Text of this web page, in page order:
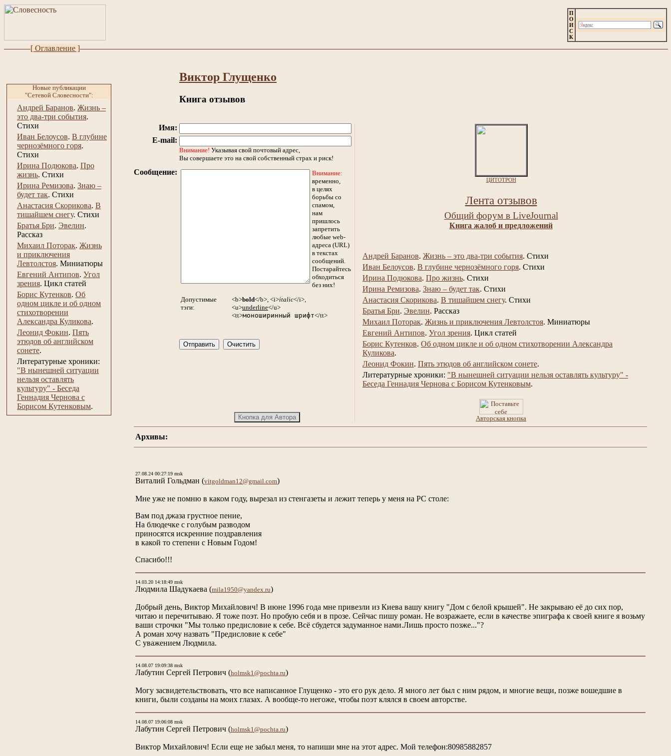
[ Оглавление ]
Новые публикации
"Сетевой Словесности":
Андрей Баранов. Жизнь –
это два-три события.
Стихи
Иван Белоусов. В глубине
чернозёмного горя.
Стихи
Ирина Подюкова. Про
жизнь. Стихи
Ирина Ремизова. Знаю –
будет так. Стихи
Анастасия Скорикова. В
тишайшем снегу. Стихи
Братья Бри. Эвелин.
Рассказ
Михаил Поторак. Жизнь
и приключения
Левтолстоя. Миниатюры
Евгений Антипов. Угол
зрения. Цикл статей
Борис Кутенков. Об
одном цикле и об одном
стихотворении
Александра Куликова.
Леонид Фокин. Пять
этюдов об английском
сонете.
Литературные хроники:
"В нынешней ситуации
нельзя оставлять
культуру" - Беседа
Геннадия Чернова с
Борисом Кутенковым.
П
О
И
С
К
Виктор Глущенко
Книга отзывов
ЦИТОТРОН
Лента отзывов
Общий форум в LiveJournal
Книга жалоб и предложений
Андрей Баранов. Жизнь – это два-три события. Стихи
Иван Белоусов. В глубине чернозёмного горя. Стихи
Ирина Подюкова. Про жизнь. Стихи
Ирина Ремизова. Знаю – будет так. Стихи
Анастасия Скорикова. В тишайшем снегу. Стихи
Братья Бри. Эвелин. Рассказ
Михаил Поторак. Жизнь и приключения Левтолстоя. Миниатюры
Евгений Антипов. Угол зрения. Цикл статей
Борис Кутенков. Об одном цикле и об одном стихотворении Александра
Куликова.
Леонид Фокин. Пять этюдов об английском сонете.
Литературные хроники: "В нынешней ситуации нельзя оставлять культуру" -
Беседа Геннадия Чернова с Борисом Кутенковым.
Авторская кнопка
Имя:
E-mail:
Внимание! Указывая свой почтовый адрес,
Вы совершаете это на свой собственный страх и риск!
Сообщение:
Внимание:
временно,
в целях
борьбы со
спамом,
нам
пришлось
запретить
любые web-
адреса (URL)
в текстах
сообщений.
Постарайтесь
обходиться
без них!
Допустимые
тэги:
<b>bold</b>, <i>italic</i>,
<u>underline</u>
<tt>моноширинный шрифт</tt>
Архивы:
27.08.24 00:27:19 msk
Виталий Гольдман (vitgoldman12@gmail.com)
Мне уже не помню в каком году, вырезал из стенгазеты и лежит теперь у меня на PC столе:
Вам под джаза грустное пение,
На блюдечке с голубым разводом
приносятся искренние поздравления
в какой то степени с Новым Годом!
Спасибо!!!
14.03.20 14:18:49 msk
Людмила Шадукаева (mila1950@yandex.ru)
Добрый день, Виктор Михайлович! В июне 1996 года мне привезли из Киева вашу книгу "Дом с белой крышей". Не закрываю её до сих пор,
читаю и перечитываю. Я тоже поэт. Но пробую себя и в прозе. Сейчас пишу роман. Не возражаете, если в качестве эпиграфа к своей книге я возьму
ваши строчки "Мы только предисловие к себе. Всё сбудется задуманное нами.Лишь просто позже..."?
А роман хочу назвать "Предисловие к себе"
С уважением Людмила.
14.08.07 19:09:38 msk
Лабутин Сергей Петрович (holmsk1@pochta.ru)
Могу засвидетельствовать, что все написанное Глущенко - это его рук дело. Я много лет был с ним рядом, и многие вещи, позже вошедшие в
книги, были созданы на моих глазах. А вообще-то негоже, чтобы поэт клялся в своем авторстве.
14.08.07 19:06:08 msk
Лабутин Сергей Петрович (holmsk1@pochta.ru)
Виктор Михайлович! Если еще не забыл меня, то напиши мне на этот адрес. Мой телефон:80985882857